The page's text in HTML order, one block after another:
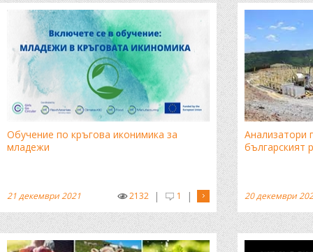
Обучение по кръгова иконимика за
младежи
|
1
|
2132
21 декември 2021
Анализатори
българският
20 декември